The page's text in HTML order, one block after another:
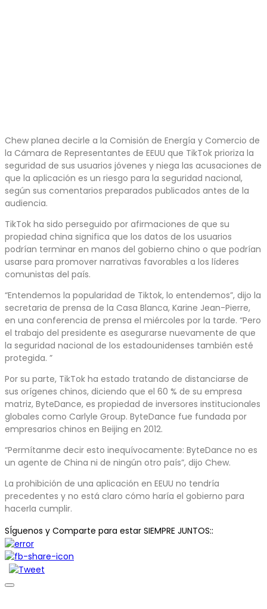
Chew planea decirle a la Comisión de Energía y Comercio de
la Cámara de Representantes de EEUU que TikTok prioriza la
seguridad de sus usuarios jóvenes y niega las acusaciones de
que la aplicación es un riesgo para la seguridad nacional,
según sus comentarios preparados publicados antes de la
audiencia.
TikTok ha sido perseguido por afirmaciones de que su
propiedad china significa que los datos de los usuarios
podrían terminar en manos del gobierno chino o que podrían
usarse para promover narrativas favorables a los líderes
comunistas del país.
“Entendemos la popularidad de Tiktok, lo entendemos”, dijo la
secretaria de prensa de la Casa Blanca, Karine Jean-Pierre,
en una conferencia de prensa el miércoles por la tarde. “Pero
el trabajo del presidente es asegurarse nuevamente de que
la seguridad nacional de los estadounidenses también esté
protegida. ”
Por su parte, TikTok ha estado tratando de distanciarse de
sus orígenes chinos, diciendo que el 60 % de su empresa
matriz, ByteDance, es propiedad de inversores institucionales
globales como Carlyle Group. ByteDance fue fundada por
empresarios chinos en Beijing en 2012.
“Permítanme decir esto inequívocamente: ByteDance no es
un agente de China ni de ningún otro país”, dijo Chew.
La prohibición de una aplicación en EEUU no tendría
precedentes y no está claro cómo haría el gobierno para
hacerla cumplir.
SÍguenos y Comparte para estar SIEMPRE JUNTOS::